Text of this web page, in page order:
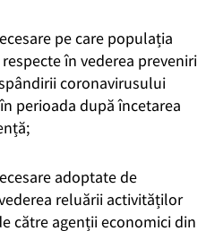
pe care populația
în vederea prevenirii
coronavirusului
în perioada după încetarea
adoptate de
reluării activităților
către agenții economici din